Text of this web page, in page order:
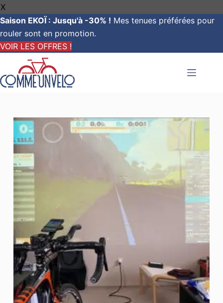
X
Saison EKOÏ : Jusqu'à -30% ! Mes tenues préférées pour
rouler sont en promotion.
VOIR LES OFFRES !
contenu